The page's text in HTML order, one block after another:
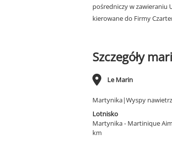
pośredniczy w zawieraniu
kierowane do Firmy
Szczegóły
Le Marin
Martynika|Wyspy
Lotnisko
Martynika - Martinique
km